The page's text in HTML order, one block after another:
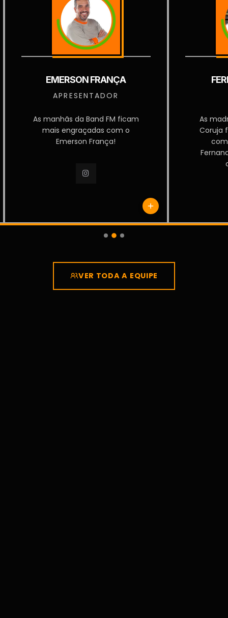
EMERSON FRANÇA
APRESENTADOR
As manhãs da Band FM ficam
mais engraçadas com o
Emerson França!
As
Coruja
VER TODA A EQUIPE